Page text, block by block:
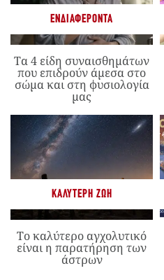
ΕΝΔΙΑΦΈΡΟΝΤΑ
Τα 4 είδη συναισθημάτων
που επιδρούν άμεσα στο
σώμα και στη φυσιολογία
μας
ΚΑΛΎΤΕΡΗ ΖΩΉ
Το καλύτερο αγχολυτικό
είναι η παρατήρηση των
άστρων